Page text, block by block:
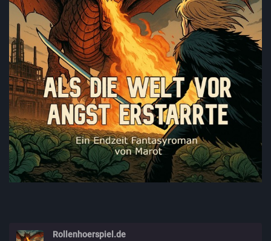
Rollenhoerspiel.de